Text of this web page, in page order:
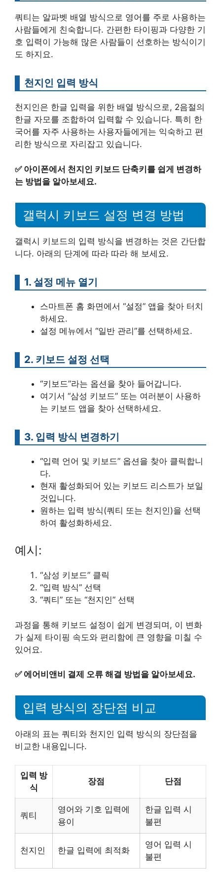
쿼티는 알파벳 배열 방식으로 영어를 주로 사용하는
사람들에게 친숙합니다. 간편한 타이핑과 다양한 기
호 입력이 가능해 많은 사람들이 선호하는 방식이기
도 하지요.
천지인 입력 방식
천지인은 한글 입력을 위한 배열 방식으로, 2음절의
한글 자모를 조합하여 입력할 수 있습니다. 특히 한
국어를 자주 사용하는 사용자들에게는 익숙하고 편
리한 방식으로 자리잡고 있습니다.
✅ 아이폰에서 천지인 키보드 단축키를 쉽게 변경하
는 방법을 알아보세요.
갤럭시 키보드 설정 변경 방법
갤럭시 키보드의 입력 방식을 변경하는 것은 간단합
니다. 아래의 단계에 따라 따라 해 보세요.
1. 설정 메뉴 열기
스마트폰 홈 화면에서 “설정” 앱을 찾아 터치
하세요.
설정 메뉴에서 “일반 관리”를 선택하세요.
2. 키보드 설정 선택
“키보드”라는 옵션을 찾아 들어갑니다.
여기서 “삼성 키보드” 또는 여러분이 사용하
는 키보드 앱을 찾아 선택하세요.
3. 입력 방식 변경하기
“입력 언어 및 키보드” 옵션을 찾아 클릭합니
다.
현재 활성화되어 있는 키보드 리스트가 보일
것입니다.
원하는 입력 방식(쿼티 또는 천지인)을 선택
하여 활성화하세요.
예시:
“삼성 키보드” 클릭
“입력 방식” 선택
“쿼티” 또는 “천지인” 선택
과정을 통해 키보드 설정이 쉽게 변경되며, 이 변화
가 실제 타이핑 속도와 편리함에 큰 영향을 미칠 수
있어요.
✅ 에어비앤비 결제 오류 해결 방법을 알아보세요.
입력 방식의 장단점 비교
아래의 표는 쿼티와 천지인 입력 방식의 장단점을
비교한 내용입니다.
입력 방
식
장점 단점
쿼티
영어와 기호 입력에
용이
한글 입력 시
불편
천지인 한글 입력에 최적화
영어 입력 시
불편